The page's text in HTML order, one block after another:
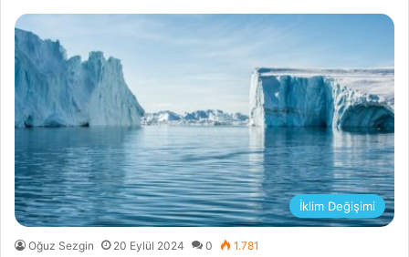
İklim Değişimi
Oğuz Sezgin 20 Eylül 2024 0 1.781